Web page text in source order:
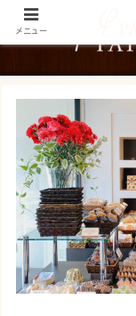
メニュー